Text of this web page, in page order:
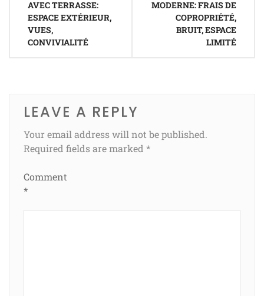
AVEC TERRASSE:
ESPACE EXTÉRIEUR,
VUES,
CONVIVIALITÉ
MODERNE: FRAIS DE
COPROPRIÉTÉ,
BRUIT, ESPACE
LIMITÉ
LEAVE A REPLY
Your email address will not be published.
Required fields are marked *
Comment
*